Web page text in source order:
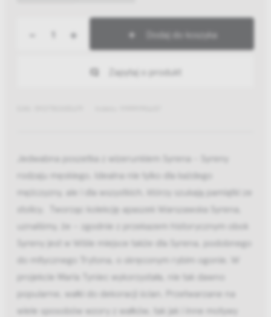
+ Dodaj do koszyka
Zapytaj o produkt
Jedwabna poszetka z wizerunkiem Syrena - Syreny
rodzaju męskiego. Idealna nie tylko dla każdego
mężczyzny, ale i dla wszystkich, którzy szukają pamiątki ze
stolicy. Tworząc kolekcję apaszek Warszawska Syrena,
uznaliśmy, że – zgodnie z przekazem historycznym obok
Syreny jest w Wiśle miejsce także dla Syrena, podobnego
do mitycznego Trytona, o skręconym rybim ogonie. W
projekcie Maria Tyniec wykorzystała, nie tak dawno
popularne, wałki do dekoracji ścian. Przetwarzane na
wiele sposobów wzory z wałków, tak jak i inne motywy